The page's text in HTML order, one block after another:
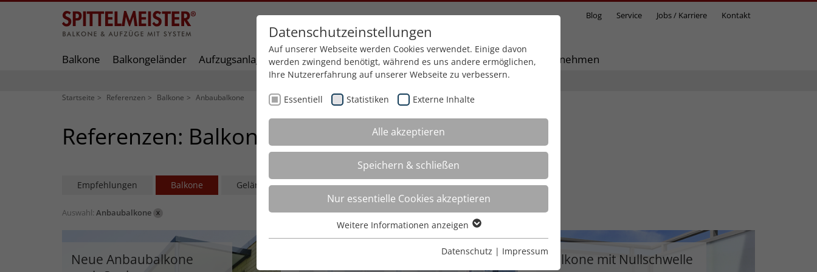
Blog Service Jobs / Karriere Kontakt
Balkone Balkongeländer Aufzugsanlagen Balkon-Aufzug-Kombi Leistungen Referenzen Unternehmen
Startseite Referenzen Balkone Anbaubalkone
Referenzen: Balkone
Empfehlungen Balkone Geländer Aufzüge Balkon-Aufzug-Kombi
Auswahl: Anbaubalkone
Neue Anbaubalkone
Anbaubalkone am Altbau Balkone mit Nullschwelle
Datenschutzeinstellungen
Auf unserer Webseite werden Cookies verwendet. Einige davon
werden zwingend benötigt, während es uns andere ermöglichen,
Ihre Nutzererfahrung auf unserer Webseite zu verbessern.
Essentiell Statistiken Externe Inhalte
Alle akzeptieren
Speichern & schließen
Nur essentielle Cookies akzeptieren
Essentielle Cookies werden für grundlegende Funktionen der
Weitere Informationen anzeigen
Datenschutz | Impressum